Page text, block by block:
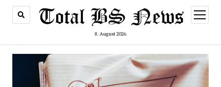
8. August 2026
Menü
öffnen